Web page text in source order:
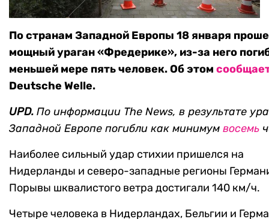
По странам Западной Европы 18 января
мощный ураган «Фредерике», из-за него
меньшей мере пять человек. Об этом
Deutsche Welle.
UPD. По информации The News, в результате
Западной Европе погибли как минимум восемь
Наиболее сильный удар стихии пришелся на
Нидерланды и северо-западные регионы
Порывы шквалистого ветра достигали 140 км/ч.
Четыре человека в Нидерландах, Бельгии и